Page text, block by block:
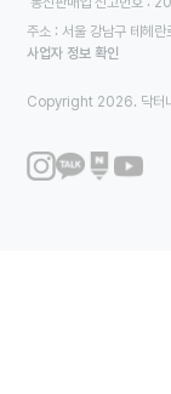
주소 : 서울 강남구 테헤
사업자 정보 확인
Copyright 2026. 닥터